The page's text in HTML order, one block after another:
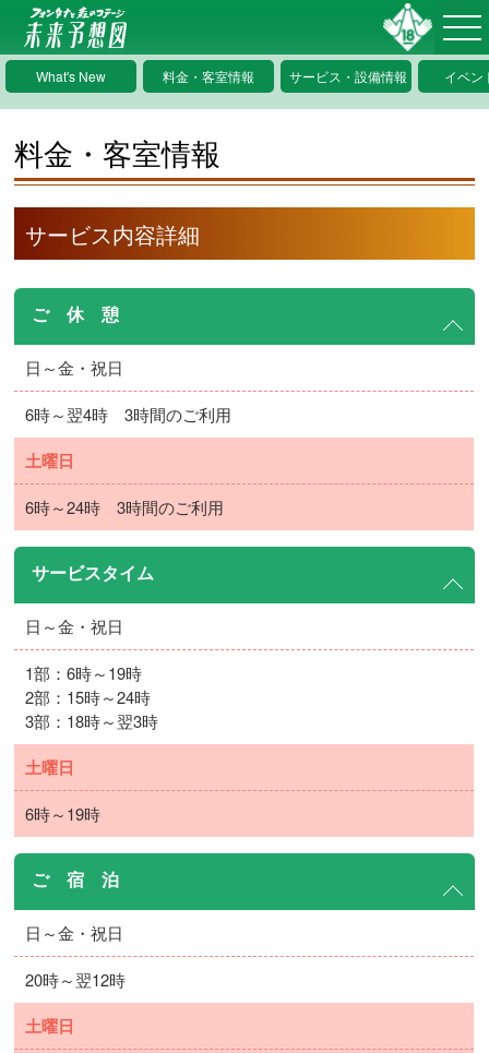
What's New 料金・客室情報 サービス・設備情報 イベン
料金・客室情報
サービス内容詳細
ご 休 憩
日～金・祝日
6時～翌4時 3時間のご利用
土曜日
6時～24時 3時間のご利用
サービスタイム
日～金・祝日
1部：6時～19時
2部：15時～24時
3部：18時～翌3時
土曜日
6時～19時
ご 宿 泊
日～金・祝日
20時～翌12時
土曜日